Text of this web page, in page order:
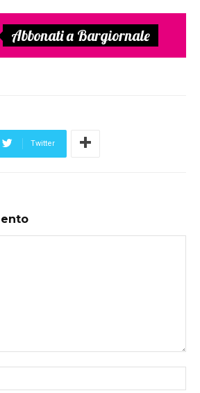
Abbonati a Bargiornale
Twitter